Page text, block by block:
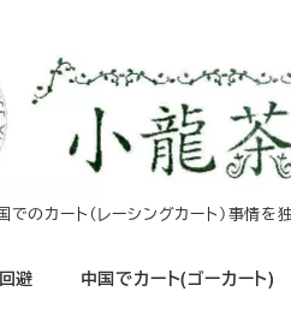
のカート（レーシングカート）事情
避 中国でカート(ゴーカート)